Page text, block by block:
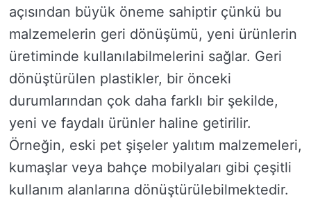
açısından büyük öneme sahiptir çünkü bu
malzemelerin geri dönüşümü, yeni ürünlerin
üretiminde kullanılabilmelerini sağlar. Geri
dönüştürülen plastikler, bir önceki
durumlarından çok daha farklı bir şekilde,
yeni ve faydalı ürünler haline getirilir.
Örneğin, eski pet şişeler yalıtım malzemeleri,
kumaşlar veya bahçe mobilyaları gibi çeşitli
kullanım alanlarına dönüştürülebilmektedir.